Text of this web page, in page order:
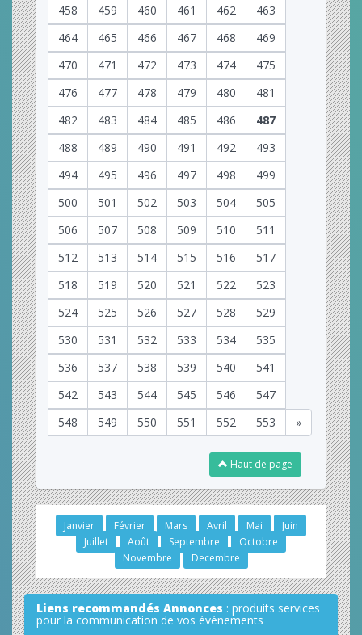
458 459 460 461 462
463
464
465 466 467 468
469
470
471 472 473 474
475
476
477 478 479 480
481
482
483 484 485 486
487
488
489 490 491 492
493
494
495 496 497 498
499
500
501 502 503 504
505
506
507 508 509 510
511
512
513 514 515 516
517
518
519 520 521 522
523
524
525 526 527 528
529
530
531 532 533 534
535
536
537 538 539 540
541
542
543 544 545 546
547
548
549 550 551 552 553 »
Haut de page
Janvier Février Mars Avril Mai
Juin
Juillet
Août Septembre
Octobre
Novembre
Decembre
Liens recommandés Annonces : produits services
pour la communication de vos événements